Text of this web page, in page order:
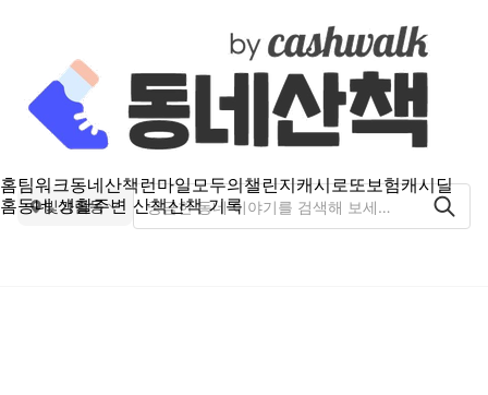
홈팀워크동네산책런마일모두의챌린지캐시로또보험캐시딜
홈동네 생활주변 산책산책 기록
빛가람동